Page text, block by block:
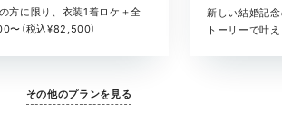
方に限り、衣装1着ロケ＋全
〜（税込¥82,500）
新しい結婚記念
トーリーで叶
その他のプランを見る